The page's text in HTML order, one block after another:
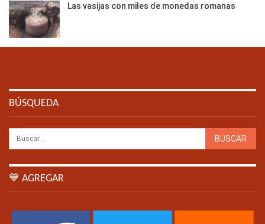
Las vasijas con miles de monedas romanas
BÚSQUEDA
💙 AGREGAR